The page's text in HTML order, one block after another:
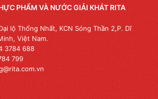
PHẨM VÀ NƯỚC GIẢI KHÁT RITA
lộ Thống Nhất, KCN Sóng Thần 2,P. Dĩ
Việt Nam.
3784 688
799